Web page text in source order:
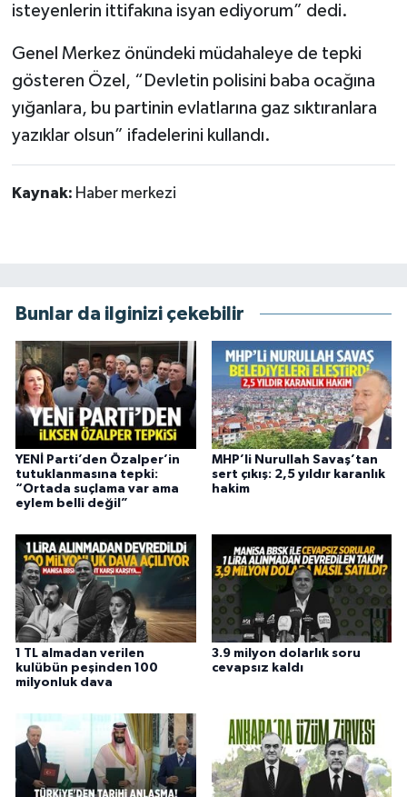
isteyenlerin ittifakına isyan ediyorum” dedi.
Genel Merkez önündeki müdahaleye de tepki
gösteren Özel, “Devletin polisini baba ocağına
yığanlara, bu partinin evlatlarına gaz sıktıranlara
yazıklar olsun” ifadelerini kullandı.
Kaynak: Haber merkezi
Bunlar da ilginizi çekebilir
YENİ Parti’den Özalper’in
tutuklanmasına tepki:
“Ortada suçlama var ama
eylem belli değil”
MHP’li Nurullah Savaş’tan
sert çıkış: 2,5 yıldır karanlık
hakim
1 TL almadan verilen
kulübün peşinden 100
milyonluk dava
3.9 milyon dolarlık soru
cevapsız kaldı